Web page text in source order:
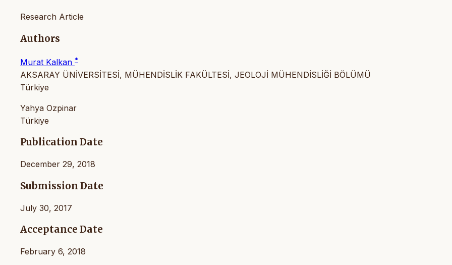
Research Article
Authors
Murat Kalkan *
AKSARAY ÜNİVERSİTESİ, MÜHENDİSLİK FAKÜLTESİ, JEOLOJİ MÜHENDİSLİĞİ BÖLÜMÜ
Türkiye
Yahya Ozpinar
Türkiye
Publication Date
December 29, 2018
Submission Date
July 30, 2017
Acceptance Date
February 6, 2018